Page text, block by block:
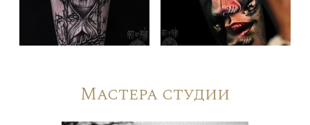
Мастера студии